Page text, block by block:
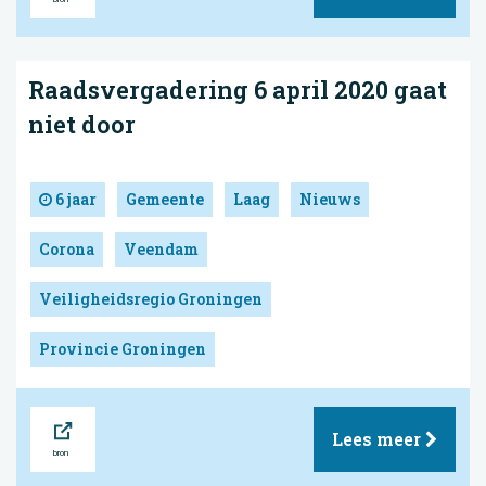
Raadsvergadering 6 april 2020 gaat
niet door
6 jaar Gemeente Laag Nieuws
Corona Veendam
Veiligheidsregio Groningen
Provincie Groningen
Lees meer